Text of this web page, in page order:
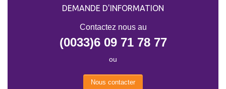
DEMANDE D'INFORMATION
Contactez nous au
(0033)6 09 71 78 77
ou
Nous contacter